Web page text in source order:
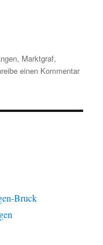
, Marktgraf,
einen Kommentarzu
Bruck